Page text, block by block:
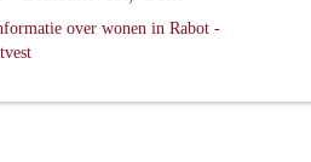
over wonen in Rabot -